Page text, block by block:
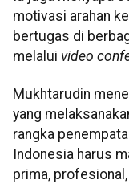
motivasi arahan
bertugas di
melalui video
Mukhtarudin
yang
rangka
Indonesia harus
prima,